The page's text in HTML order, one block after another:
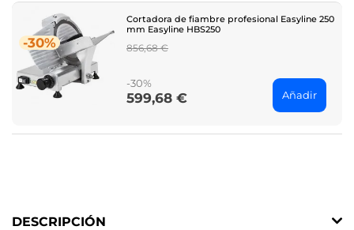
-30%
Cortadora de fiambre profesional Easyline 250
mm Easyline HBS250
Regular
856,68 €
-30%
Price
599,68 € Añadir
DESCRIPCIÓN